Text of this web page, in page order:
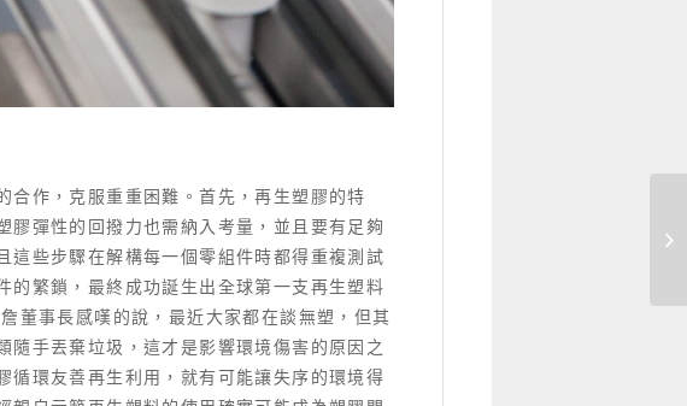
合作，克服重重困難。首先，再生塑膠的特
彈性的回撥力也需納入考量，並且要有足夠
這些步驟在解構每一個零組件時都得重複測試
的繁鎖，最終成功誕生出全球第一支再生塑料
董事長感嘆的說，最近大家都在談無塑，但其
手丟棄垃圾，這才是影響環境傷害的原因之
循環友善再生利用，就有可能讓失序的環境得